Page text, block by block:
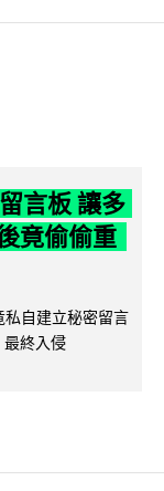
言板 讓多
竟偷偷重
自建立秘密留言
終入侵